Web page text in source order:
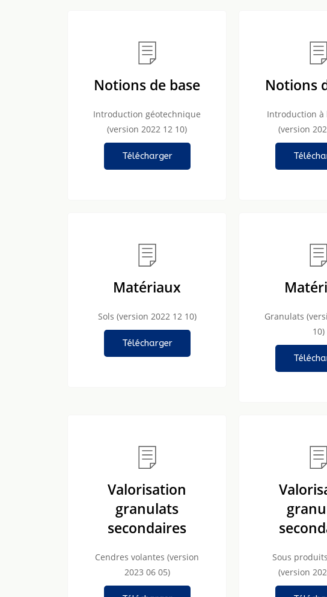
Notions de base
Introduction géotechnique
(version 2022 12 10)
Télécharger
Notions
Introduction à
(version
Matériaux
Sols (version 2022 12 10)
Télécharger
Granulats
10)
Valorisation
granulats
secondaires
Cendres volantes (version
2023 06 05)
Sous
(version